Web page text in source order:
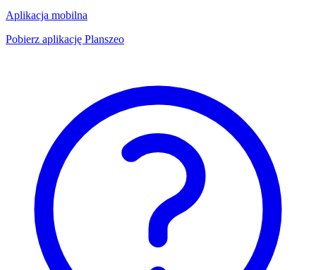
Aplikacja mobilna
Pobierz aplikację Planszeo